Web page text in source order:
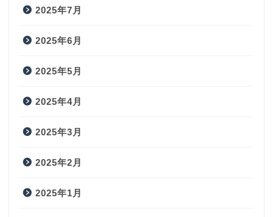
2025年7月
2025年6月
2025年5月
2025年4月
2025年3月
2025年2月
2025年1月